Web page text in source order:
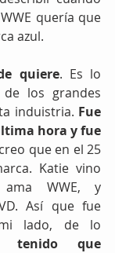
quería que
azul.
quiere. Es lo
los grandes
induistria. Fue
hora y fue
que en el 25
Katie vino
WWE, y
Así que fue
lado, de lo
tenido que